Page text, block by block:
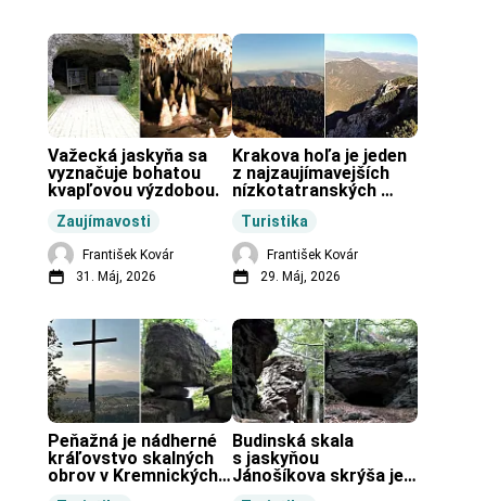
Zaujímavosti
Važecká jaskyňa sa
vyznačuje bohatou
kvapľovou výzdobou.
František Kovár
31. Máj, 2026
Turistika
Krakova hoľa je jeden
z najzaujímavejších
nízkotatranských
František Kovár
29. Máj, 2026
Peňažná je nádherné
kráľovstvo skalných
obrov v Kremnických
Budinská skala
s jaskyňou
Jánošíkova skrýša je